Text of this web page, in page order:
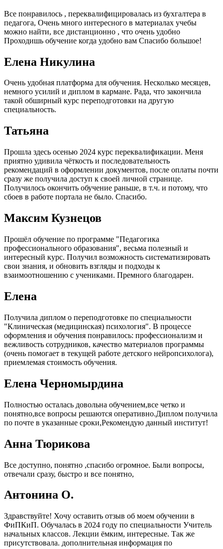
Все понравилось , переквалифицировалась из бухгалтера в
педагога, Очень много интересного в материалах учебы
можно найти, все дистанционно , что очень удобно
Проходишь обучение когда удобно вам Спасибо большое!
Елена Никулина
Очень удобная платформа для обучения. Несколько месяцев,
немного усилий и диплом в кармане. Рада, что закончила
такой обширный курс переподготовки на другую
специальность.
Татьяна
Прошла здесь осенью 2024 курс переквалификации. Меня
приятно удивила чёткость и последовательность
рекомендаций в оформлении документов, после оплаты почти
сразу же получила доступ к своей личной странице.
Получилось окончить обучение раньше, в т.ч. и потому, что
сбоев в работе портала не было. Спасибо.
Максим Кузнецов
Прошёл обучение по программе "Педагогика
профессионального образования", весьма полезный и
интересный курс. Получил возможность систематизировать
свои знания, и обновить взгляды и подходы к
взаимоотношению с учениками. Премного благодарен.
Елена
Получила диплом о переподготовке по специальности
"Клиническая (медицинская) психология". В процессе
оформления и обучения понравилось: профессионализм и
вежливость сотрудников, качество материалов программы
(очень помогает в текущей работе детского нейропсихолога),
приемлемая стоимость обучения.
Елена Черномырдина
Полностью осталась довольна обучением,все четко и
понятно,все вопросы решаются оперативно.Диплом получила
по почте в указанные сроки,Рекомендую данный институт!
Анна Тюрикова
Все доступно, понятно ,спасибо огромное. Были вопросы,
отвечали сразу, быстро и все понятно,
Антонина О.
Здравствуйте! Хочу оставить отзыв об моем обучении в
ФиПКиП. Обучалась в 2024 году по специальности Учитель
начальных классов. Лекции ёмким, интересные. Так же
присутствовала. дополнительная информация по